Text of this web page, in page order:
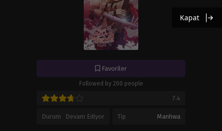
Favoriler
Followed by 200 people
7.4
Durum Devam Ediyor Tip Manhwa
Kapat